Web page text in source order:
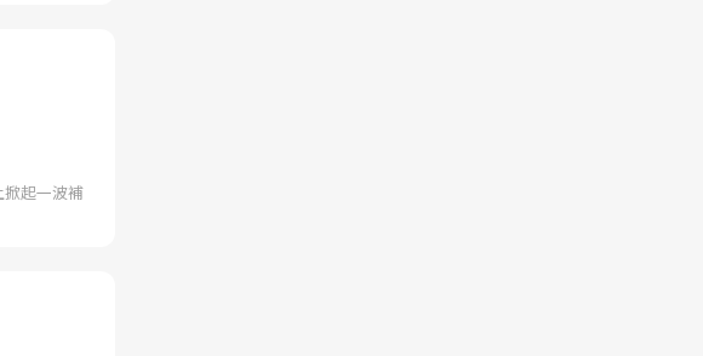
起一波補